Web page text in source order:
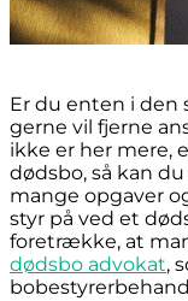
Er du enten i den
gerne vil fjerne
ikke er her mere,
dødsbo, så kan
mange opgaver
styr på ved et
foretrække, at
dødsbo advokat,